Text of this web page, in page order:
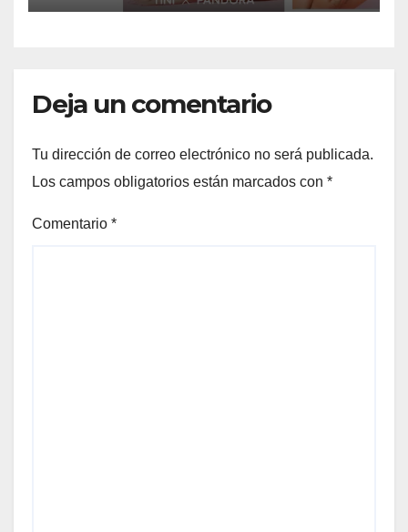
BELLEZA NATURAL
Deja un comentario
Tu dirección de correo electrónico no será publicada.
Los campos obligatorios están marcados con *
Comentario *